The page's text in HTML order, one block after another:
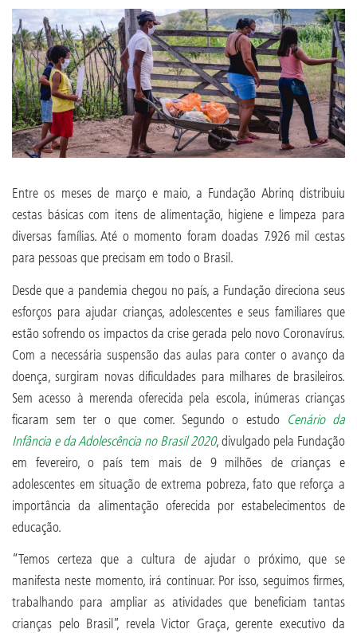
Entre os meses de março e maio, a Fundação Abrinq distribuiu
cestas básicas com itens de alimentação, higiene e limpeza para
diversas famílias. Até o momento foram doadas 7.926 mil cestas
para pessoas que precisam em todo o Brasil.
Desde que a pandemia chegou no país, a Fundação direciona seus
esforços para ajudar crianças, adolescentes e seus familiares que
estão sofrendo os impactos da crise gerada pelo novo Coronavírus.
Com a necessária suspensão das aulas para conter o avanço da
doença, surgiram novas dificuldades para milhares de brasileiros.
Sem acesso à merenda oferecida pela escola, inúmeras crianças
ficaram sem ter o que comer. Segundo o estudo Cenário da
Infância e da Adolescência no Brasil 2020, divulgado pela Fundação
em fevereiro, o país tem mais de 9 milhões de crianças e
adolescentes em situação de extrema pobreza, fato que reforça a
importância da alimentação oferecida por estabelecimentos de
educação.
“Temos certeza que a cultura de ajudar o próximo, que se
manifesta neste momento, irá continuar. Por isso, seguimos firmes,
trabalhando para ampliar as atividades que beneficiam tantas
crianças pelo Brasil”, revela Victor Graça, gerente executivo da